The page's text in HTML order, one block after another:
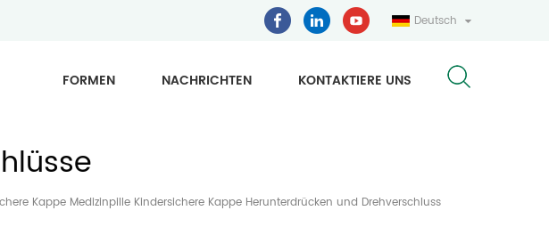
Deutsch
FORMEN NACHRICHTEN KONTAKTIERE UNS
Kappe Medizinpille Kindersichere Kappe Herunterdrücken und Drehverschluss